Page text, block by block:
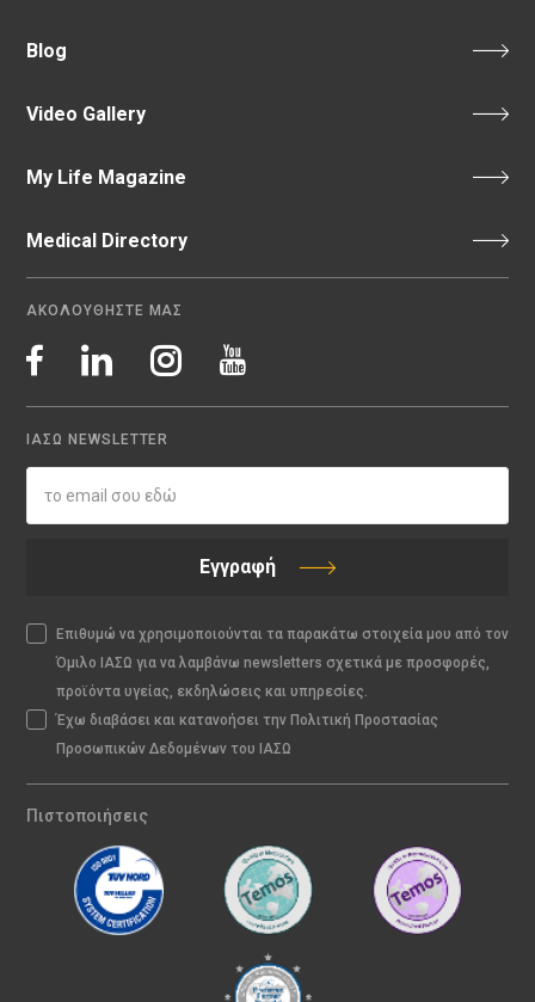
Blog
Video Gallery
My Life Magazine
Medical Directory
ΑΚΟΛΟΥΘΗΣΤΕ ΜΑΣ
ΙΑΣΩ NEWSLETTER
Εγγραφή
Επιθυμώ να χρησιμοποιούνται τα παρακάτω στοιχεία μου από τον
Όμιλο ΙΑΣΩ για να λαμβάνω newsletters σχετικά με προσφορές,
προϊόντα υγείας, εκδηλώσεις και υπηρεσίες.
Έχω διαβάσει και κατανοήσει την Πολιτική Προστασίας
Προσωπικών Δεδομένων του ΙΑΣΩ
Πιστοποιήσεις